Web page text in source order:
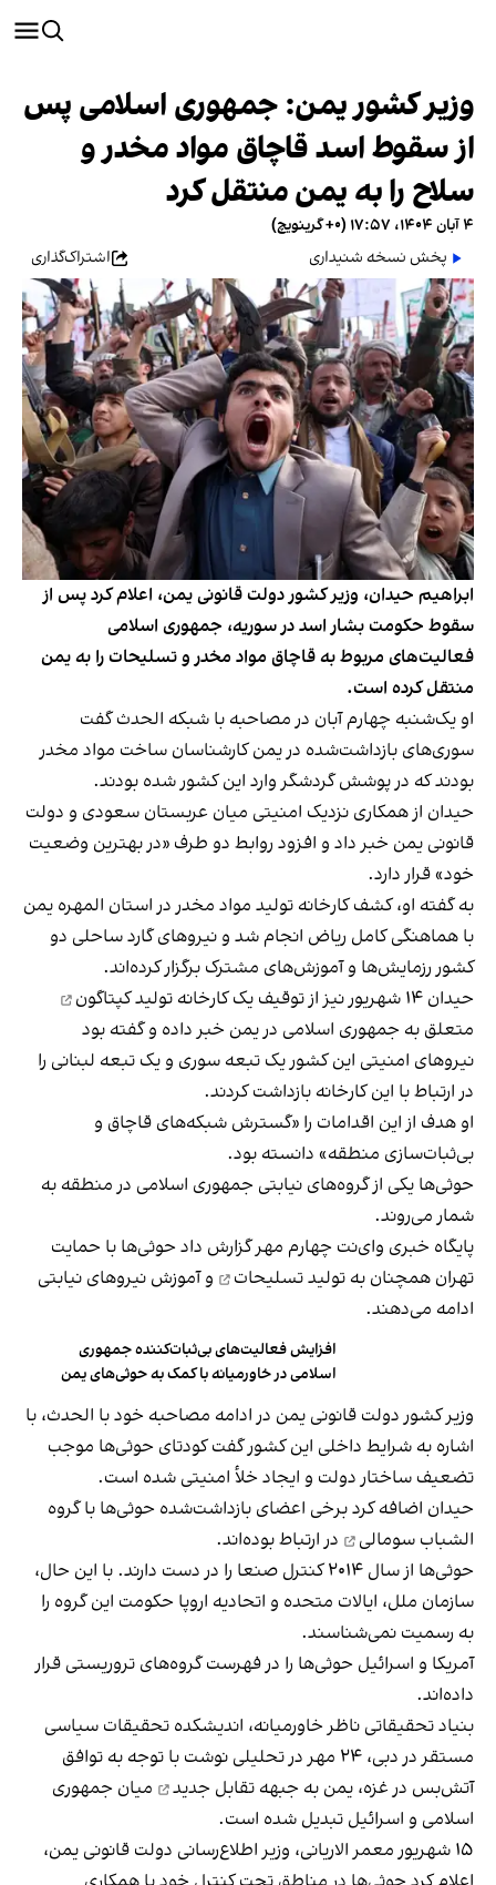
وزیر کشور یمن: جمهوری اسلامی پس
از سقوط اسد قاچاق مواد مخدر و
سلاح را به یمن منتقل کرد
۴ آبان ۱۴۰۴، ۱۷:۵۷ (‎+۰ گرینویچ)
پخش نسخه شنیداری
اشتراک‌گذاری
ابراهیم حیدان، وزیر کشور دولت قانونی یمن، اعلام کرد پس از
سقوط حکومت بشار اسد در سوریه، جمهوری اسلامی
فعالیت‌های مربوط به قاچاق مواد مخدر و تسلیحات را به یمن
منتقل کرده است.
او یک‌شنبه چهارم آبان در مصاحبه با شبکه الحدث گفت
سوری‌های بازداشت‌شده در یمن کارشناسان ساخت مواد مخدر
بودند که در پوشش گردشگر وارد این کشور شده بودند.
حیدان از همکاری نزدیک امنیتی میان عربستان سعودی و دولت
قانونی یمن خبر داد و افزود روابط دو طرف «در بهترین وضعیت
خود» قرار دارد.
به گفته او، کشف کارخانه تولید مواد مخدر در استان المهره یمن
با هماهنگی کامل ریاض انجام شد و نیروهای گارد ساحلی دو
کشور رزمایش‌ها و آموزش‌های مشترک برگزار کرده‌اند.
حیدان ۱۴ شهریور نیز از توقیف یک
کارخانه تولید کپتاگون
متعلق به جمهوری اسلامی در یمن خبر داده و گفته بود
نیروهای امنیتی این کشور یک تبعه سوری و یک تبعه لبنانی را
در ارتباط با این کارخانه بازداشت کردند.
او هدف از این اقدامات را «گسترش شبکه‌های قاچاق و
بی‌ثبات‌سازی منطقه» دانسته بود.
حوثی‌ها یکی از گروه‌های نیابتی جمهوری اسلامی در منطقه به
شمار می‌روند.
پایگاه خبری وای‌نت چهارم مهر گزارش داد حوثی‌ها با حمایت
تهران همچنان به تولید تسلیحات
و آموزش نیروهای نیابتی
ادامه می‌دهند.
افزایش فعالیت‌های بی‌ثبات‌کننده جمهوری
اسلامی در خاورمیانه با کمک به حوثی‌های یمن
وزیر کشور دولت قانونی یمن در ادامه مصاحبه خود با الحدث، با
اشاره به شرایط داخلی این کشور گفت کودتای حوثی‌ها موجب
تضعیف ساختار دولت و ایجاد خلأ امنیتی شده است.
حیدان اضافه کرد برخی اعضای بازداشت‌شده حوثی‌ها با گروه
الشباب سومالی
در ارتباط بوده‌اند.
حوثی‌ها از سال ۲۰۱۴ کنترل صنعا را در دست دارند. با این حال،
سازمان ملل، ایالات متحده و اتحادیه اروپا حکومت این گروه را
به رسمیت نمی‌شناسند.
آمریکا و اسرائیل حوثی‌ها را در فهرست گروه‌های تروریستی قرار
داده‌اند.
بنیاد تحقیقاتی ناظر خاورمیانه، اندیشکده تحقیقات سیاسی
مستقر در دبی، ۲۴ مهر در تحلیلی نوشت با توجه به توافق
آتش‌بس در غزه، یمن به جبهه تقابل جدید
میان جمهوری
اسلامی و اسرائیل تبدیل شده است.
۱۵ شهریور معمر الاریانی، وزیر اطلاع‌رسانی دولت قانونی یمن،